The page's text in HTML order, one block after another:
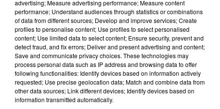
TITRES DIFFUSÉS
23h45
23h45 23h42
23h42
advertising; Measure advertising performance; Measure content
performance; Understand audiences through statistics or combinations
of data from different sources; Develop and improve services; Create
profiles to personalise content; Use profiles to select personalised
content; Use limited data to select content; Ensure security, prevent and
detect fraud, and fix errors; Deliver and present advertising and content;
Save and communicate privacy choices. These technologies may
process personal data such as IP address and browsing data to offer
following functionalities: Identify devices based on information actively
requested; Use precise geolocation data; Match and combine data from
other data sources; Link different devices; Identify devices based on
information transmitted automatically.